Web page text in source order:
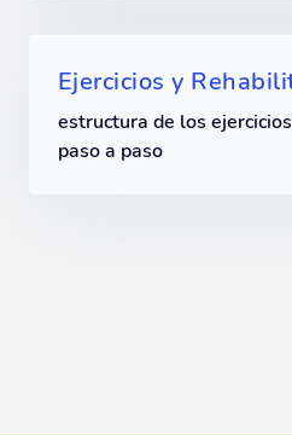
Ejercicios y
estructura de los
paso a paso